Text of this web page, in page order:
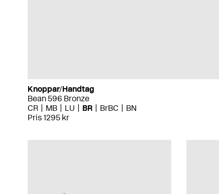
Knoppar/Handtag
Bean 596 Bronze
CR
MB LU BR BrBC
BN
Pris 1295 kr